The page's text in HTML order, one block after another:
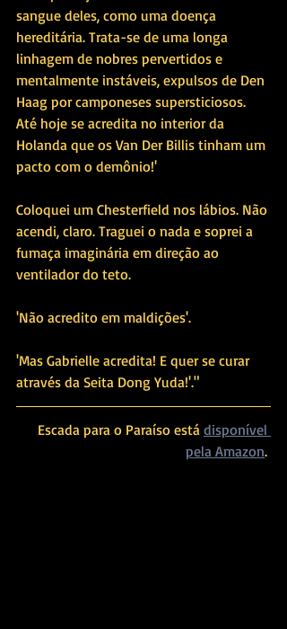
sangue deles, como uma doença
hereditária. Trata-se de uma longa
linhagem de nobres pervertidos e
mentalmente instáveis, expulsos de Den
Haag por camponeses supersticiosos.
Até hoje se acredita no interior da
Holanda que os Van Der Billis tinham um
pacto com o demônio!'
Coloquei um Chesterfield nos lábios. Não
acendi, claro. Traguei o nada e soprei a
fumaça imaginária em direção ao
ventilador do teto.
'Não acredito em maldições'.
'Mas Gabrielle acredita! E quer se curar
através da Seita Dong Yuda!'."
Escada para o Paraíso está disponível
pela Amazon.